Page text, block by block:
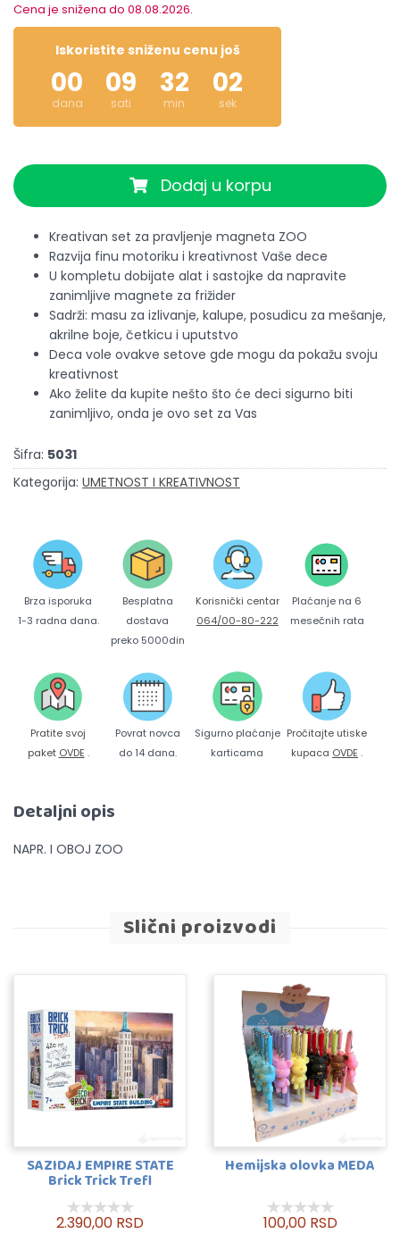
Cena je snižena do 08.08.2026.
Iskoristite sniženu cenu još
00
dana
09
sati
32
min
02
sek
Dodaj u korpu
Kreativan set za pravljenje magneta ZOO
Razvija finu motoriku i kreativnost Vaše dece
U kompletu dobijate alat i sastojke da napravite
zanimljive magnete za frižider
Sadrži: masu za izlivanje, kalupe, posudicu za mešanje,
akrilne boje, četkicu i uputstvo
Deca vole ovakve setove gde mogu da pokažu svoju
kreativnost
Ako želite da kupite nešto što će deci sigurno biti
zanimljivo, onda je ovo set za Vas
Šifra: 5031
Kategorija: UMETNOST I KREATIVNOST
Brza isporuka
1-3 radna dana.
Besplatna
dostava
preko 5000din
Korisnički centar
064/00-80-222
Plaćanje na 6
mesečnih rata
Pratite svoj
paket OVDE .
Povrat novca
do 14 dana.
Sigurno plaćanje
karticama
Pročitajte utiske
kupaca OVDE .
Detaljni opis
NAPR. I OBOJ ZOO
Slični proizvodi
SAZIDAJ EMPIRE STATE
Brick Trick Trefl
2.390,00 RSD
Hemijska olovka MEDA
100,00 RSD